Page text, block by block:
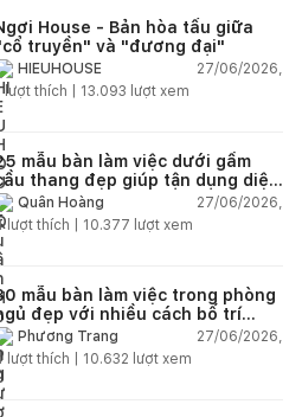
House - Bản hòa tấu giữa
truyền" và "đương đại"
HIEUHOUSE
27/06/2026,
lượt thích | 13.093 lượt xem
mẫu bàn làm việc dưới gầm
thang đẹp giúp tận dụng diện
tưởng chừng bị bỏ quên
Quân Hoàng
27/06/2026,
lượt thích | 10.377 lượt xem
mẫu bàn làm việc trong phòng
đẹp với nhiều cách bố trí
minh cho mọi diện tích
Phương Trang
27/06/2026,
lượt thích | 10.632 lượt xem